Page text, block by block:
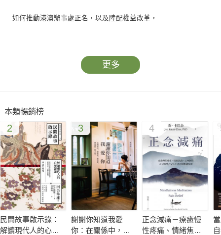
如何推動港澳辦事處正名，以及陸配權益改革，
2008年，賴幸媛出任馬政府陸委會主委，跌破了一堆人的眼鏡。
但在一片質疑聲中，她沉著部署，抓緊「以台灣為主、對人民有
利」的政策綱領，努力溝通和協商，讓兩岸關係穩健良性發展，
台灣主體性及中華民國主權也受到了堅強捍衛。
儘管陸委會的工作推動，要面對各種嚴峻挑戰，還因政客的操
弄，台灣社會難理性客觀地看待兩岸關係。化解對立、極端的意
識型態，也就成為團隊的優先使命。賴幸媛與夥伴們深入草根，
傾聽民眾心聲、降低疑慮，終於過關斬將，讓政策順利推行。
更多
本類暢銷榜
2
民間故事啟示錄：
解讀現代人的心理
3
謝謝你知道我愛
你：在關係中，面
4
正念減痛－療癒慢
性疼痛、情緒焦